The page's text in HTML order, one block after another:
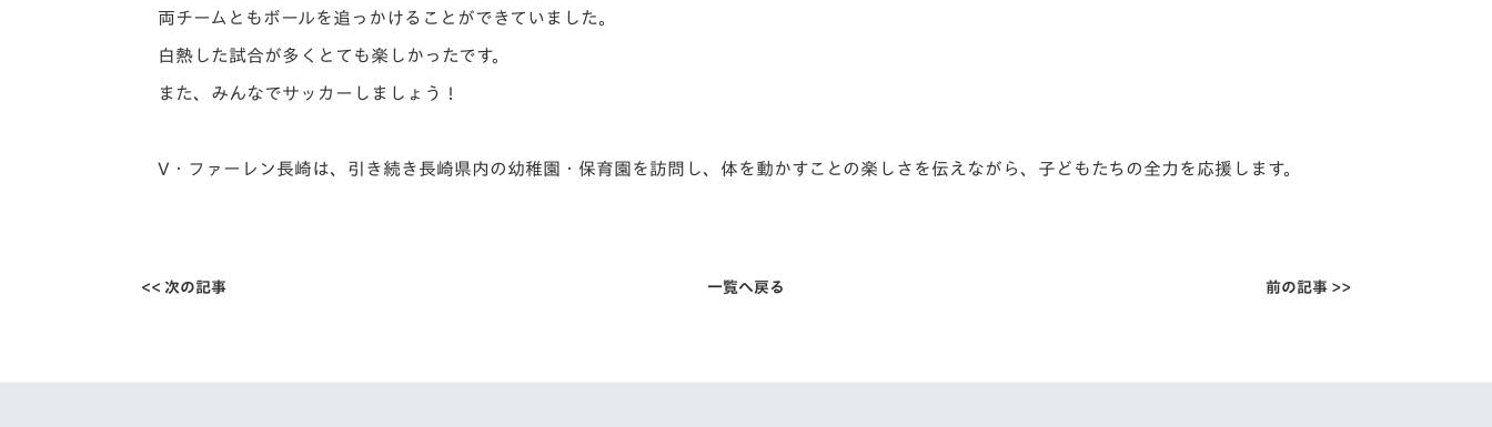
両チームともボールを追っかけることができていました。
白熱した試合が多くとても楽しかったです。
また、みんなでサッカーしましょう！
V・ファーレン長崎は、引き続き長崎県内の幼稚園・ 保育園を訪問し、体を動かすことの楽しさを伝えながら、 子どもたちの全力を応援します。
<< 次の記事 一覧へ戻る 前の記事 >>